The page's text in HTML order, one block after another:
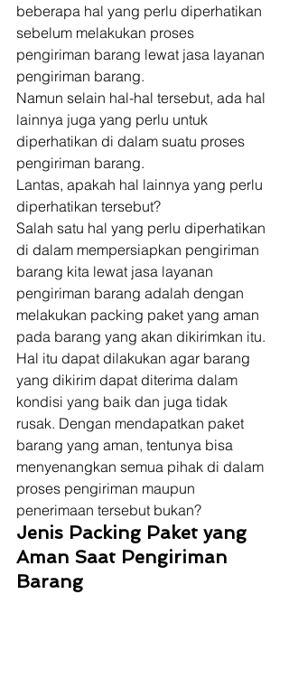
beberapa hal yang perlu diperhatikan
sebelum melakukan proses
pengiriman barang lewat jasa layanan
pengiriman barang.
Namun selain hal-hal tersebut, ada hal
lainnya juga yang perlu untuk
diperhatikan di dalam suatu proses
pengiriman barang.
Lantas, apakah hal lainnya yang perlu
diperhatikan tersebut?
Salah satu hal yang perlu diperhatikan
di dalam mempersiapkan pengiriman
barang kita lewat jasa layanan
pengiriman barang adalah dengan
melakukan packing paket yang aman
pada barang yang akan dikirimkan itu.
Hal itu dapat dilakukan agar barang
yang dikirim dapat diterima dalam
kondisi yang baik dan juga tidak
rusak. Dengan mendapatkan paket
barang yang aman, tentunya bisa
menyenangkan semua pihak di dalam
proses pengiriman maupun
penerimaan tersebut bukan?
Jenis Packing Paket yang
Aman Saat Pengiriman
Barang